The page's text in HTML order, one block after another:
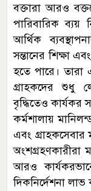
বক্তারা আরও
পারিবারিক ব্যয়
আর্থিক
সন্তানের শিক্ষা
হতে পারে। তারা
গ্রাহকদের শুধু
বৃদ্ধিতেও কার্যকর
কর্মশালায়
এবং গ্রাহকসেবার
অংশগ্রহণকারীরা
আরও
দিকনির্দেশনা লাভ